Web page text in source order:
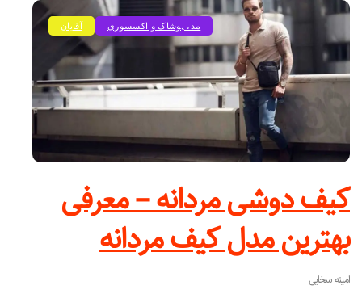
آقایان مد، پوشاک و اکسسوری
کیف دوشی مردانه – معرفی
بهترین مدل کیف مردانه
امینه سخایی